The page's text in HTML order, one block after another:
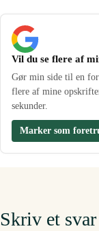
Vil du se flere af
Gør min side til en
flere af mine
sekunder.
Marker som
Skriv et svar